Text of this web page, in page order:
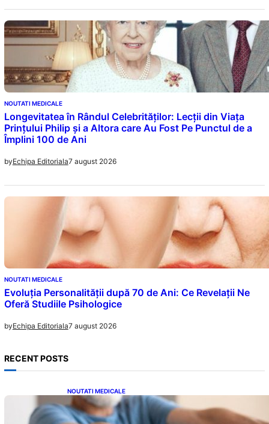
NOUTATI MEDICALE
Longevitatea în Rândul Celebrităților: Lecții din Viața
Prințului Philip și a Altora care Au Fost Pe Punctul de a
Împlini 100 de Ani
byEchipa Editoriala7 august 2026
NOUTATI MEDICALE
Evoluția Personalității după 70 de Ani: Ce Revelații Ne
Oferă Studiile Psihologice
byEchipa Editoriala7 august 2026
RECENT POSTS
NOUTATI MEDICALE
Îmbunătățirea sănătății cardiovasculare:
Patru exerciții simple pentru reducerea